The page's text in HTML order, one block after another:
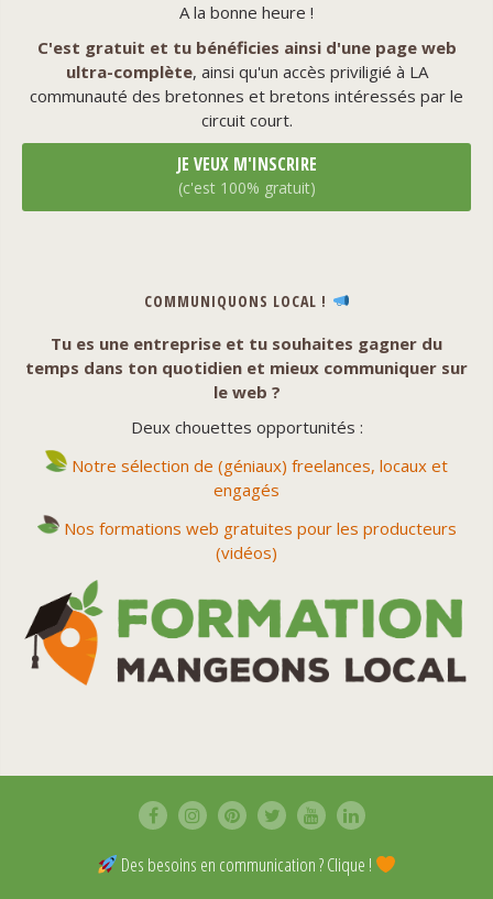
A la bonne heure !
C'est gratuit et tu bénéficies ainsi d'une page web
ultra-complète, ainsi qu'un accès priviligié à LA
communauté des bretonnes et bretons intéressés par le
circuit court.
JE VEUX M'INSCRIRE
(c'est 100% gratuit)
COMMUNIQUONS LOCAL !
Tu es une entreprise et tu souhaites gagner du
temps dans ton quotidien et mieux communiquer sur
le web ?
Deux chouettes opportunités :
Notre sélection de (géniaux) freelances, locaux et
engagés
Nos formations web gratuites pour les producteurs
(vidéos)
Des besoins en communication ? Clique !